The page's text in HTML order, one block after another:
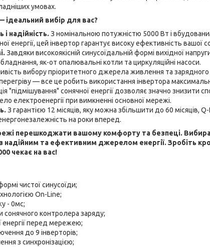
умовах.
вибір для вас?
надійність. З номінальною потужністю 5000 Вт і
енергії, цей інвертор гарантує високу ефективність вашої
Завдяки високоякісній синусоїдальній формі вихідної
як-от опалювальні котли та циркуляційні насоси.
вибору пріоритетного джерела живлення та зарядного
— все це робить використання інвертора
"підмішування" сонячної енергії дозволяє значно знизити
електроенергії при вимкненні основної мережі.
З гарантією 12 місяців, яку можна збільшити до 60 місяців,
на роки вперед.
перешкоджати вашому комфорту та безпеці.
надійним та ефективним джерелом енергії. Зробіть
чекає на вас!
чистої синусоїди;
On-Line;
- 0мс;
сонячного контролера заряду;
енергії перед мережею;
до 9 інверторів;
з синхронізацією;